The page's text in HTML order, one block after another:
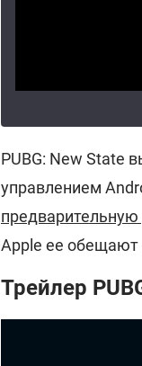
PUBG: New State
управлением
Apple ее обещают
Трейлер